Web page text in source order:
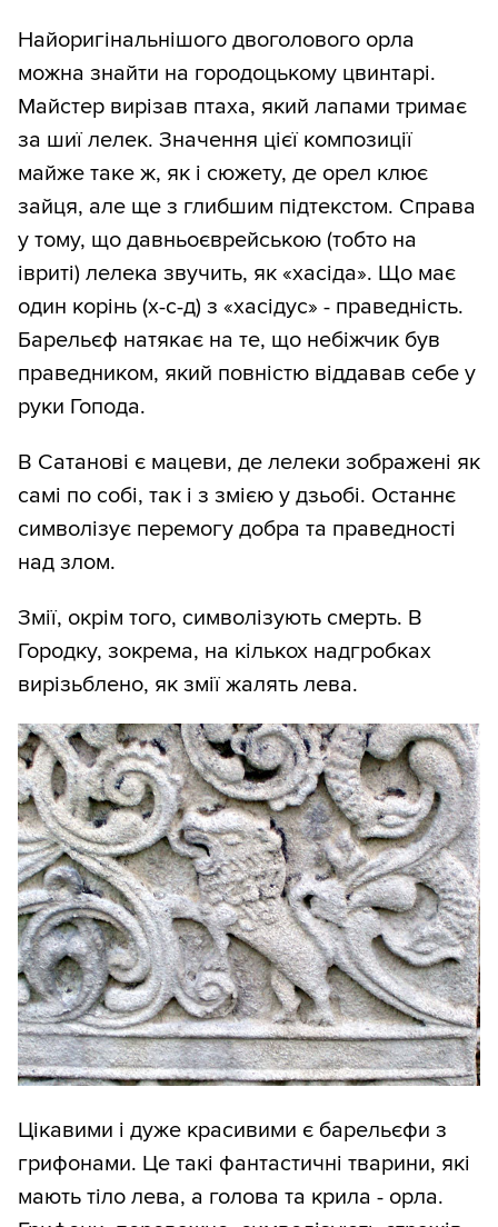
Найоригінальнішого двоголового орла
можна знайти на городоцькому цвинтарі.
Майстер вирізав птаха, який лапами тримає
за шиї лелек. Значення цієї композиції
майже таке ж, як і сюжету, де орел клює
зайця, але ще з глибшим підтекстом. Справа
у тому, що давньоєврейською (тобто на
івриті) лелека звучить, як «хасіда». Що має
один корінь (х-с-д) з «хасідус» - праведність.
Барельєф натякає на те, що небіжчик був
праведником, який повністю віддавав себе у
руки Гопода.
В Сатанові є мацеви, де лелеки зображені як
самі по собі, так і з змією у дзьобі. Останнє
символізує перемогу добра та праведності
над злом.
Змії, окрім того, символізують смерть. В
Городку, зокрема, на кількох надгробках
вирізьблено, як змії жалять лева.
Цікавими і дуже красивими є барельєфи з
грифонами. Це такі фантастичні тварини, які
мають тіло лева, а голова та крила - орла.